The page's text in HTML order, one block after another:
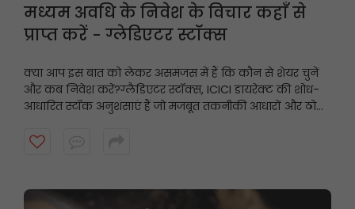
मध्यम अवधि के निवेश के विचार कहाँ से
प्राप्त करें - ग्लेडिएटर स्टॉक्स
क्या आप इस बात को लेकर असमंजस में हैं कि कौन से शेयर चुनें
और कब निवेश करें?ग्लैडिएटर स्टॉक्स, ICICI डायरेक्ट की शोध-
आधारित स्टॉक अनुशंसाएं हैं जो मजबूत तकनीकी आधारों और ठोस
पर तीन महीने तक होती है। अधिक जानने के लिए वीडियो देखें।